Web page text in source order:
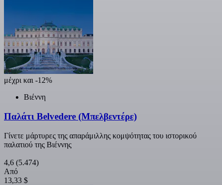
μέχρι και -12%
Βιέννη
Παλάτι Belvedere (Μπελβεντέρε)
Γίνετε μάρτυρες της απαράμιλλης κομψότητας του ιστορικού
παλατιού της Βιέννης
4,6 (5.474)
Από
13,33 $